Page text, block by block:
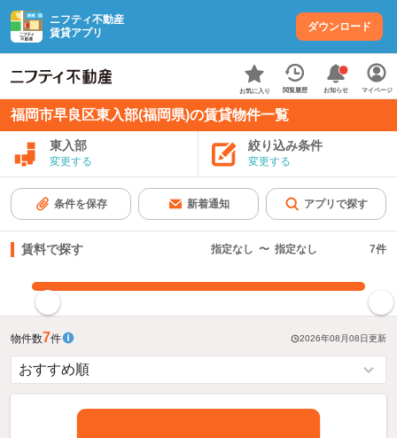
ニフティ不動産
賃貸アプリ
ダウンロード
お気に入り 閲覧履歴 お知らせ マイページ
福岡市早良区東入部(福岡県)の賃貸物件一覧
東入部
変更する
絞り込み条件
変更する
条件を保存 新着通知 アプリで探す
賃料で探す 指定なし 〜 指定なし 7件
物件数7件 2026年08月08日更新